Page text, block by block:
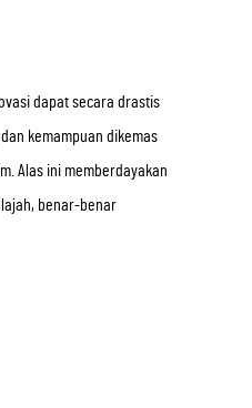
dapat secara drastis
kemampuan dikemas
Alas ini memberdayakan
benar-benar